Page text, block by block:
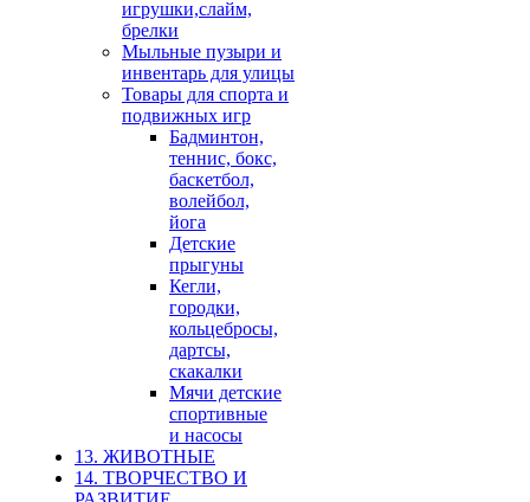
игрушки,слайм,
брелки
Мыльные пузыри и
инвентарь для улицы
Товары для спорта и
подвижных игр
Бадминтон,
теннис, бокс,
баскетбол,
волейбол,
йога
Детские
прыгуны
Кегли,
городки,
кольцебросы,
дартсы,
скакалки
Мячи детские
спортивные
и насосы
13. ЖИВОТНЫЕ
14. ТВОРЧЕСТВО И